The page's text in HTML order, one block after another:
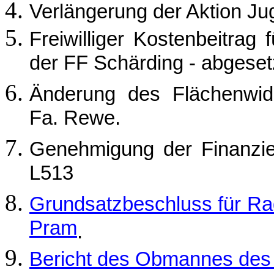
Verlängerung der Aktion
Freiwilliger Kostenbeitrag
der FF Schärding -
Änderung des
Fa. Rewe.
Genehmigung der
L513
Grundsatzbeschluss für
Pram.
Bericht des Obmannes